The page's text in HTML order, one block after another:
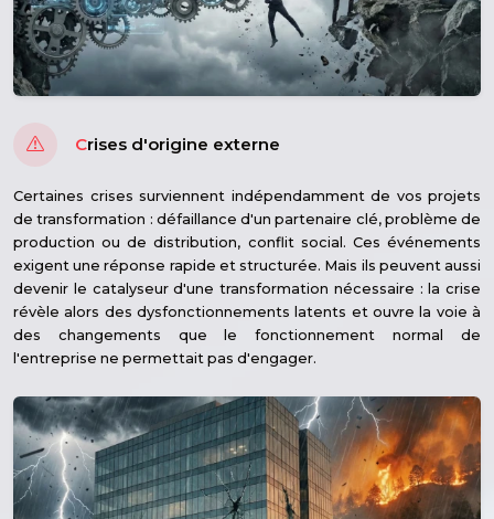
Crises d'origine externe
Certaines crises surviennent indépendamment de vos projets
de transformation : défaillance d'un partenaire clé, problème de
production ou de distribution, conflit social. Ces événements
exigent une réponse rapide et structurée. Mais ils peuvent aussi
devenir le catalyseur d'une transformation nécessaire : la crise
révèle alors des dysfonctionnements latents et ouvre la voie à
des changements que le fonctionnement normal de
l'entreprise ne permettait pas d'engager.